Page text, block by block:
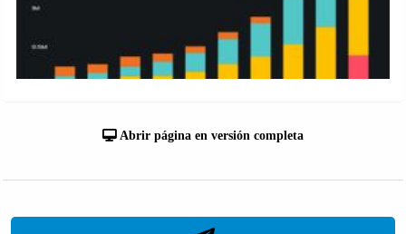
Abrir página en versión completa